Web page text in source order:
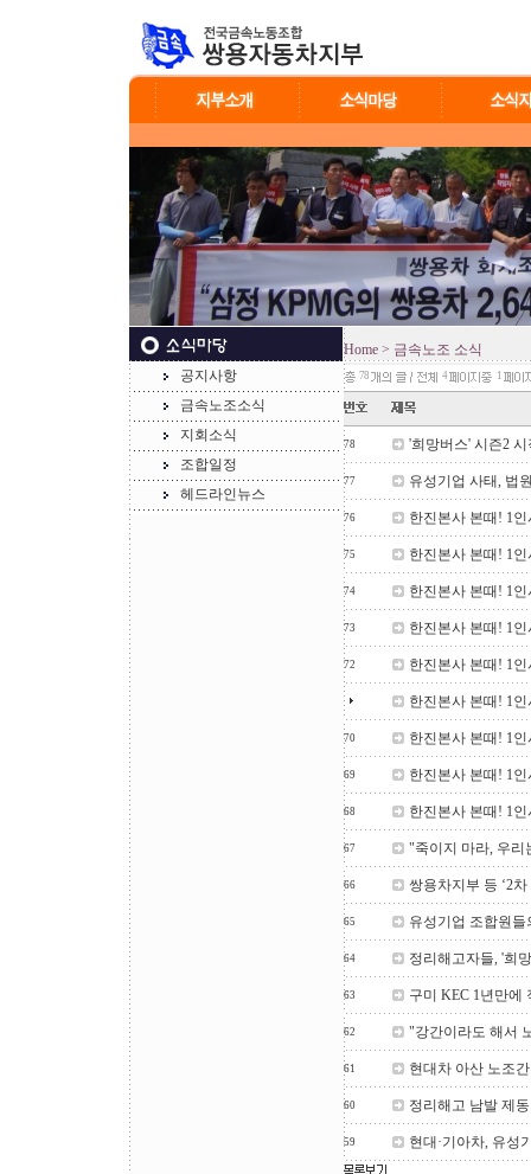
공지사항
금속노조소식
지회소식
조합일정
헤드라인뉴스
Home > 금속노조 소식
78 4 1
78 '희망버스' 시즌2
77 유성기업 사태, 법
76 한진본사 본때! 1
75 한진본사 본때! 1
74 한진본사 본때! 1
73 한진본사 본때! 1
72 한진본사 본때! 1
한진본사 본때! 1
70 한진본사 본때! 1
69 한진본사 본때! 1
68 한진본사 본때! 1
67 "죽이지 마라, 우리
66 쌍용차지부 등 ‘2
65 유성기업 조합원들
64 정리해고자들, '희
63 구미 KEC 1년만에
62 "강간이라도 해서
61 현대차 아산 노조
60 정리해고 남발 제
59 현대·기아차, 유성